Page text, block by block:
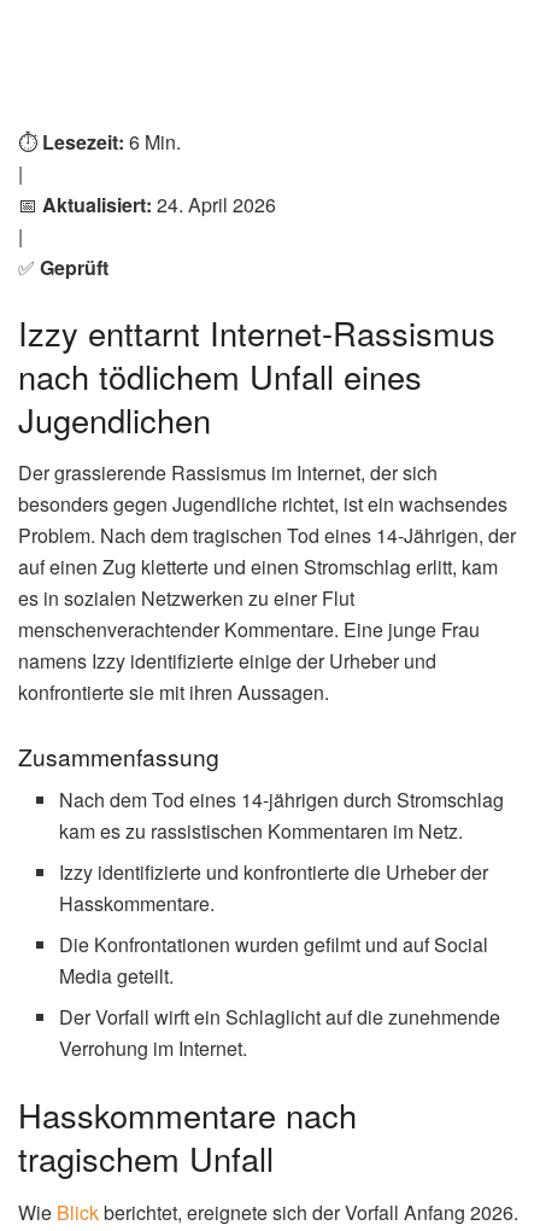
⏱️ Lesezeit: 6 Min.
|
📅 Aktualisiert: 24. April 2026
|
✅ Geprüft
Izzy enttarnt Internet-Rassismus
nach tödlichem Unfall eines
Jugendlichen
Der grassierende Rassismus im Internet, der sich
besonders gegen Jugendliche richtet, ist ein wachsendes
Problem. Nach dem tragischen Tod eines 14-Jährigen, der
auf einen Zug kletterte und einen Stromschlag erlitt, kam
es in sozialen Netzwerken zu einer Flut
menschenverachtender Kommentare. Eine junge Frau
namens Izzy identifizierte einige der Urheber und
konfrontierte sie mit ihren Aussagen.
Zusammenfassung
Nach dem Tod eines 14-jährigen durch Stromschlag
kam es zu rassistischen Kommentaren im Netz.
Izzy identifizierte und konfrontierte die Urheber der
Hasskommentare.
Die Konfrontationen wurden gefilmt und auf Social
Media geteilt.
Der Vorfall wirft ein Schlaglicht auf die zunehmende
Verrohung im Internet.
Hasskommentare nach
tragischem Unfall
Wie Blickberichtet, ereignete sich der Vorfall Anfang 2026.